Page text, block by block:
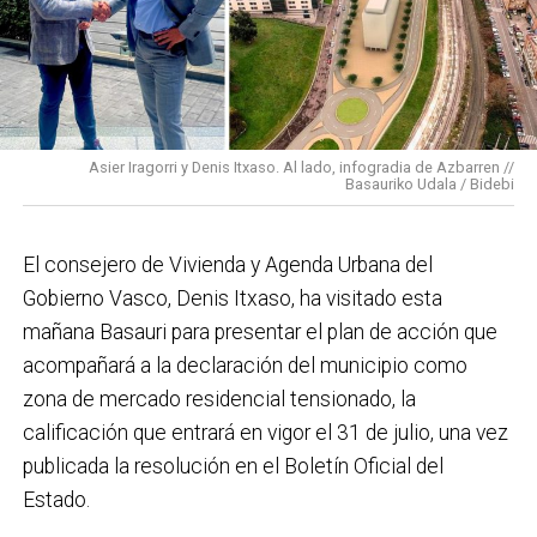
conectado y pensado para todas las personas.
En cuanto a nuestras áreas, estos tres años han dado
para mucho. En Medio Ambiente destacaría el
impulso para la creación de huertos urbanos,la
elaboración del Plan General de Actuación Energética,
el Plan de Acción contra el Ruido y la instalación de
régimen de autoconsumo, que hacen de Basauri un
municipio más sostenible y preparado para el futuro.
En ese sentido, estamos trabajando en acciones de
clima y energía, entre las que destacan el diseño de
una red de refugios climáticos, junto con un Plan de
Actuación ante Episodios de Altas Temperaturas,
como las que recientemente hemos sufrido.
Asier Iragorri y Denis Itxaso. Al lado, infogradia de Azbarren //
Basauriko Udala / Bidebi
El consejero de Vivienda y Agenda Urbana del
Gobierno Vasco, Denis Itxaso, ha visitado esta
mañana Basauri para presentar el plan de acción que
acompañará a la declaración del municipio como
zona de mercado residencial tensionado, la
calificación que entrará en vigor el 31 de julio, una vez
publicada la resolución en el Boletín Oficial del
Estado.